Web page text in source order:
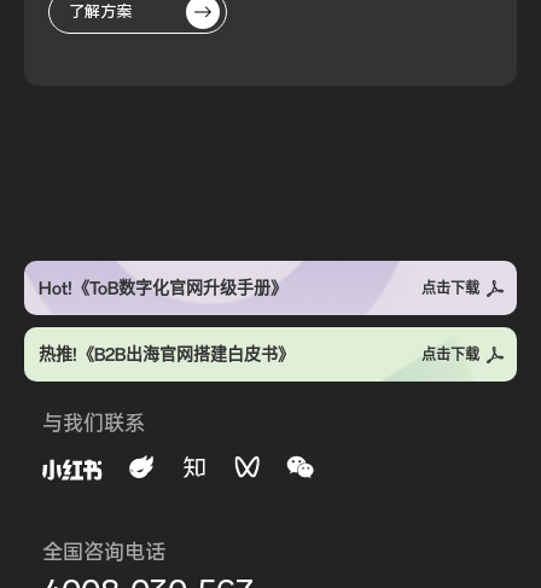
了解方案
Hot!《ToB数字化官网升级手册》 点击下载
热推!《B2B出海官网搭建白皮书》 点击下载
与我们联系
全国咨询电话